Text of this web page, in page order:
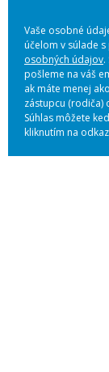
Vaše osobné
účelom v súlade
osobných údajov.
pošleme na váš
ak máte menej
zástupcu (rodiča)
Súhlas môžete
kliknutím na